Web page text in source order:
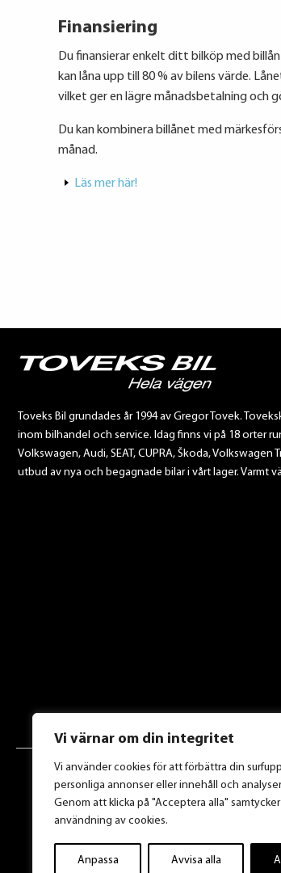
Vi värnar om din integritet
Vi använder cookies för att förbättra din
personliga annonser eller innehåll och
Genom att klicka på "Acceptera alla"
användning av cookies.
Anpassa Avvisa alla
Finansiering
Du finansierar enkelt ditt bilköp med
kan låna upp till 80 % av bilens värde.
vilket ger en lägre månadsbetalning och
Du kan kombinera billånet med
månad.
Läs mer här!
Toveks Bil grundades år 1994 av Gregor Tovek.
inom bilhandel och service. Idag finns vi på 18 orter
Volkswagen, Audi, SEAT, CUPRA, Škoda,
utbud av nya och begagnade bilar i vårt lager. Varmt